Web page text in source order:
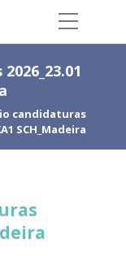
candidaturas
SCH_Madeira